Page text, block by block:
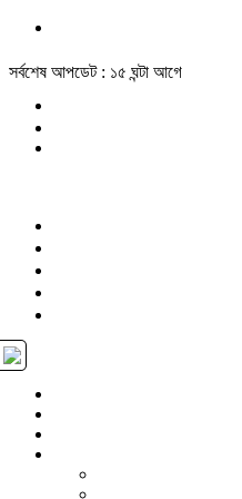
সর্বশেষ আপডেট : ১৫ ঘন্টা আগে